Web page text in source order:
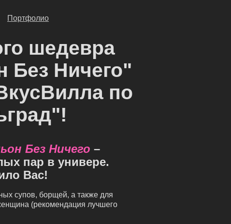
Портфолио
шедевра
Без Ничего"
по
Без Ничего –
пар в универе.
Вас!
супов, борщей, а также для
(рекомендация лучшего